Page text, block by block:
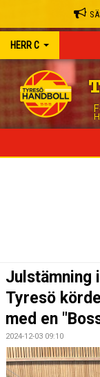
HERR C
TRUPPEN
Julstämning
Tyresö
med en
2024-12-03 09:10